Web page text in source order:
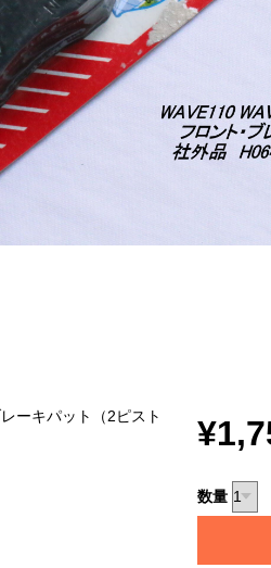
ーキパット（2ピスト
数量